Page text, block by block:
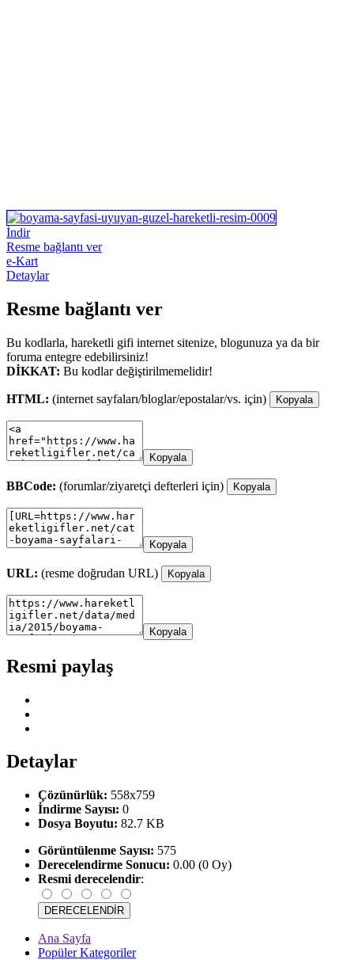
İndir
Resme bağlantı ver
e-Kart
Detaylar
Resme bağlantı ver
Bu kodlarla, hareketli gifi internet sitenize, blogunuza ya da bir
foruma entegre edebilirsiniz!
DİKKAT: Bu kodlar değiştirilmemelidir!
HTML: (internet sayfaları/bloglar/epostalar/vs. için) Kopyala
Kopyala
BBCode: (forumlar/ziyaretçi defterleri için) Kopyala
Kopyala
URL: (resme doğrudan URL) Kopyala
Kopyala
Resmi paylaş
Detaylar
Çözünürlük: 558x759
İndirme Sayısı: 0
Dosya Boyutu: 82.7 KB
Görüntülenme Sayısı: 575
Derecelendirme Sonucu: 0.00 (0 Oy)
Resmi derecelendir:
Ana Sayfa
Popüler Kategoriler